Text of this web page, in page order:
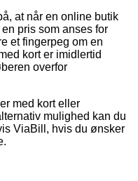
at når en online butik
pris som anses for
et fingerpeg om en
kort er imidlertid
overfor
med kort eller
mulighed kan du
ViaBill, hvis du ønsker